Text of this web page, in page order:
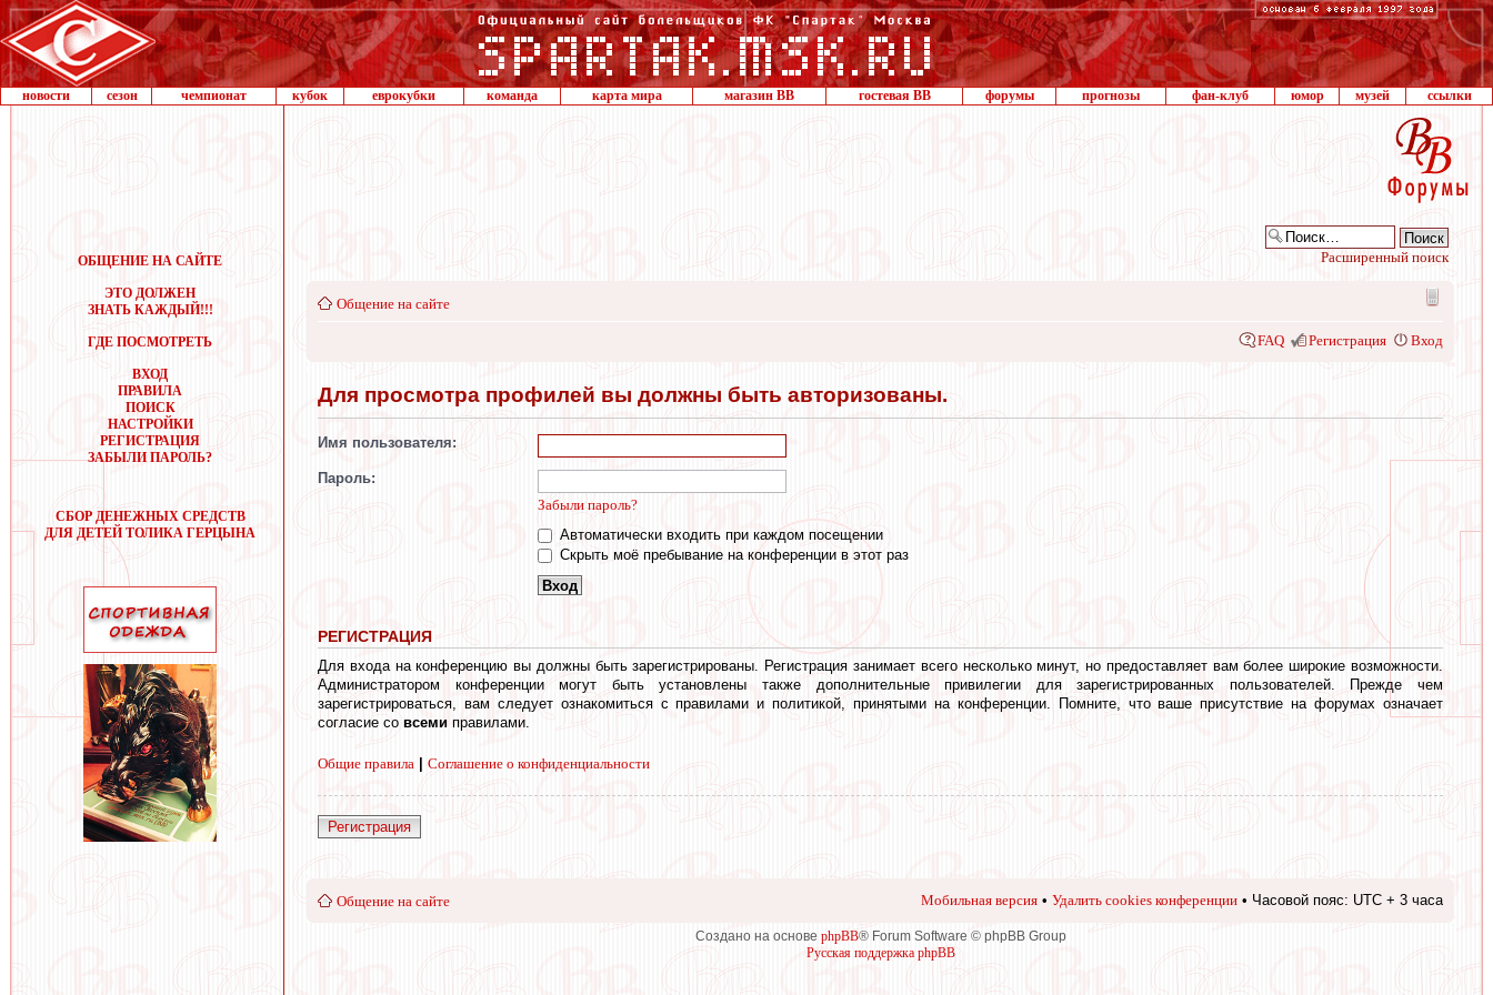
новости сезон чемпионат кубок еврокубки команда карта мира магазин ВВ гостевая ВВ форумы прогнозы фан-клуб юмор музей ссылки
ОБЩЕНИЕ НА САЙТЕ
ЭТО ДОЛЖЕН
ЗНАТЬ КАЖДЫЙ!!!
ГДЕ ПОСМОТРЕТЬ
ВХОД
ПРАВИЛА
ПОИСК
НАСТРОЙКИ
РЕГИСТРАЦИЯ
ЗАБЫЛИ ПАРОЛЬ?
СБОР ДЕНЕЖНЫХ СРЕДСТВ
ДЛЯ ДЕТЕЙ ТОЛИКА ГЕРЦЫНА
Расширенный поиск
Общение на сайте
FAQ Регистрация Вход
Для просмотра профилей вы должны быть авторизованы.
Имя пользователя:
Пароль:
Забыли пароль?
Автоматически входить при каждом посещении
Скрыть моё пребывание на конференции в этот раз
РЕГИСТРАЦИЯ
Для входа на конференцию вы должны быть зарегистрированы. Регистрация занимает всего несколько минут, но предоставляет вам более широкие возможности.
Администратором конференции могут быть установлены также дополнительные привилегии для зарегистрированных пользователей. Прежде чем
зарегистрироваться, вам следует ознакомиться с правилами и политикой, принятыми на конференции. Помните, что ваше присутствие на форумах означает
согласие со всеми правилами.
Общие правила Соглашение о конфиденциальности
Регистрация
Общение на сайте Мобильная версия • Удалить cookies конференции • Часовой пояс: UTC + 3 часа
Создано на основе phpBB® Forum Software © phpBB Group
Русская поддержка phpBB